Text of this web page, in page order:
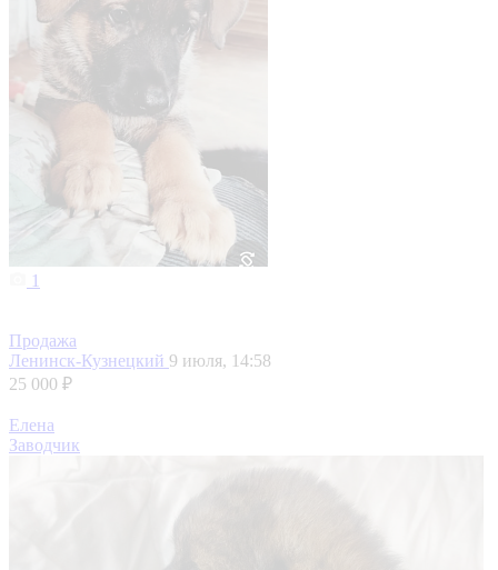
1
Продажа
Ленинск-Кузнецкий 9 июля, 14:58
25 000 ₽
Елена
Заводчик